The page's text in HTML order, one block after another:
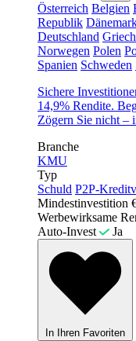
Österreich Belgien
Republik
Deutschland
Norwegen Polen
Spanien Schweden
Sichere
14,9% Rendite.
Zögern Sie nicht –
Branche
KMU
Typ
Schuld P2P-
Mindestinvestition
Werbewirksame
Auto-Invest
Ja
In Ihren Favoriten